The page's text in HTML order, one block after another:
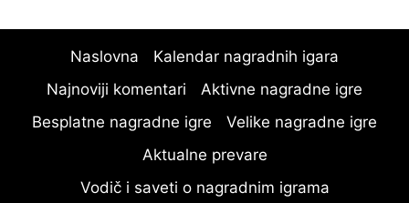
Naslovna
Kalendar nagradnih igara
Najnoviji komentari
Aktivne nagradne igre
Besplatne nagradne igre
Velike nagradne igre
Aktualne prevare
Vodič i saveti o nagradnim igrama